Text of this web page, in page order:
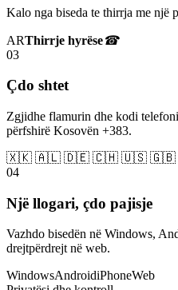
Kalo nga biseda te thirrja me një
ARThirrje hyrëse☎
03
Çdo shtet
Zgjidhe flamurin dhe kodi
përfshirë Kosovën +383.
🇽🇰 🇦🇱 🇩🇪 🇨🇭 🇺🇸 🇬🇧
04
Një llogari, çdo pajisje
Vazhdo bisedën në Windows,
drejtpërdrejt në web.
WindowsAndroidiPhoneWeb